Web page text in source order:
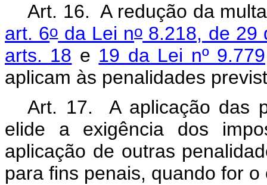
Art. 16. A redução da
art. 6oda Lei no8.218, de 29
arts. 18 e 19 da Lei nº
aplicam às penalidades
Art. 17. A aplicação das
elide a exigência dos
aplicação de outras
para fins penais, quando for